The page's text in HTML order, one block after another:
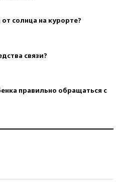
солнца на курорте?
связи?
правильно обращаться с